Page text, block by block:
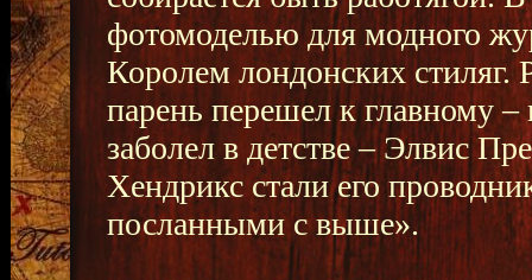
фотомоделью для модного
Королем лондонских стиляг.
парень перешел к главному –
заболел в детстве – Элвис
Хендрикс стали его
посланными с выше».